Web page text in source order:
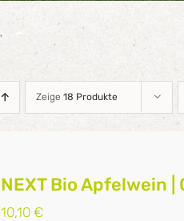
Zeige 18 Produkte
NEXT Bio Apfelwein |
10,10€